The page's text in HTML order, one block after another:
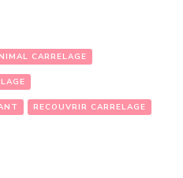
CARRELAGE
RECOUVRIR CARRELAGE